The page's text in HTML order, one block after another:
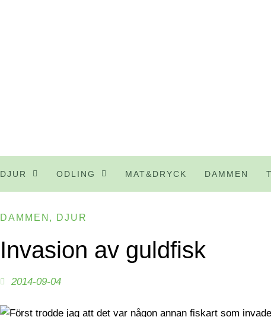
DJUR ODLING MAT&DRYCK DAMMEN
DAMMEN , DJUR
Invasion av guldfisk
2014-09-04